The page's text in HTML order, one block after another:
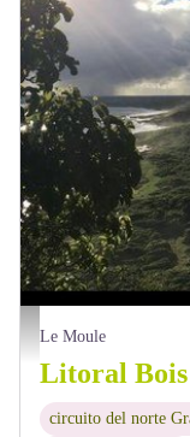
point de vue - AAMG
Le Moule
Litoral
circuito del norte